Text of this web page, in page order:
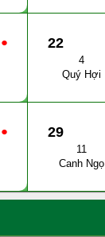
● 22
4
Quý Hợi
● 29
11
Canh Ngọ